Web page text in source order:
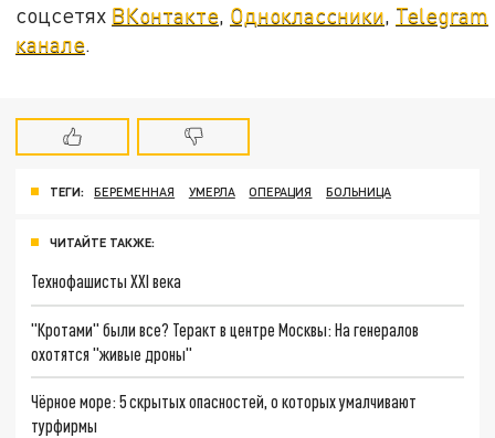
соцсетях ВКонтакте Одноклассники Telegram
канале
ТЕГИ: БЕРЕМЕННАЯ УМЕРЛА ОПЕРАЦИЯ БОЛЬНИЦА
ЧИТАЙТЕ ТАКЖЕ:
Технофашисты XXI века
"Кротами" были все? Теракт в центре Москвы: На генералов
охотятся "живые дроны"
Чёрное море: 5 скрытых опасностей, о которых умалчивают
турфирмы